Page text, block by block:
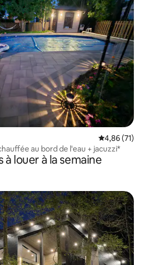
Note
4,86 (71)
au bord de l'eau + jacuzzi*
à louer à la semaine